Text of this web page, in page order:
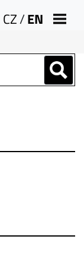
CZ/EN